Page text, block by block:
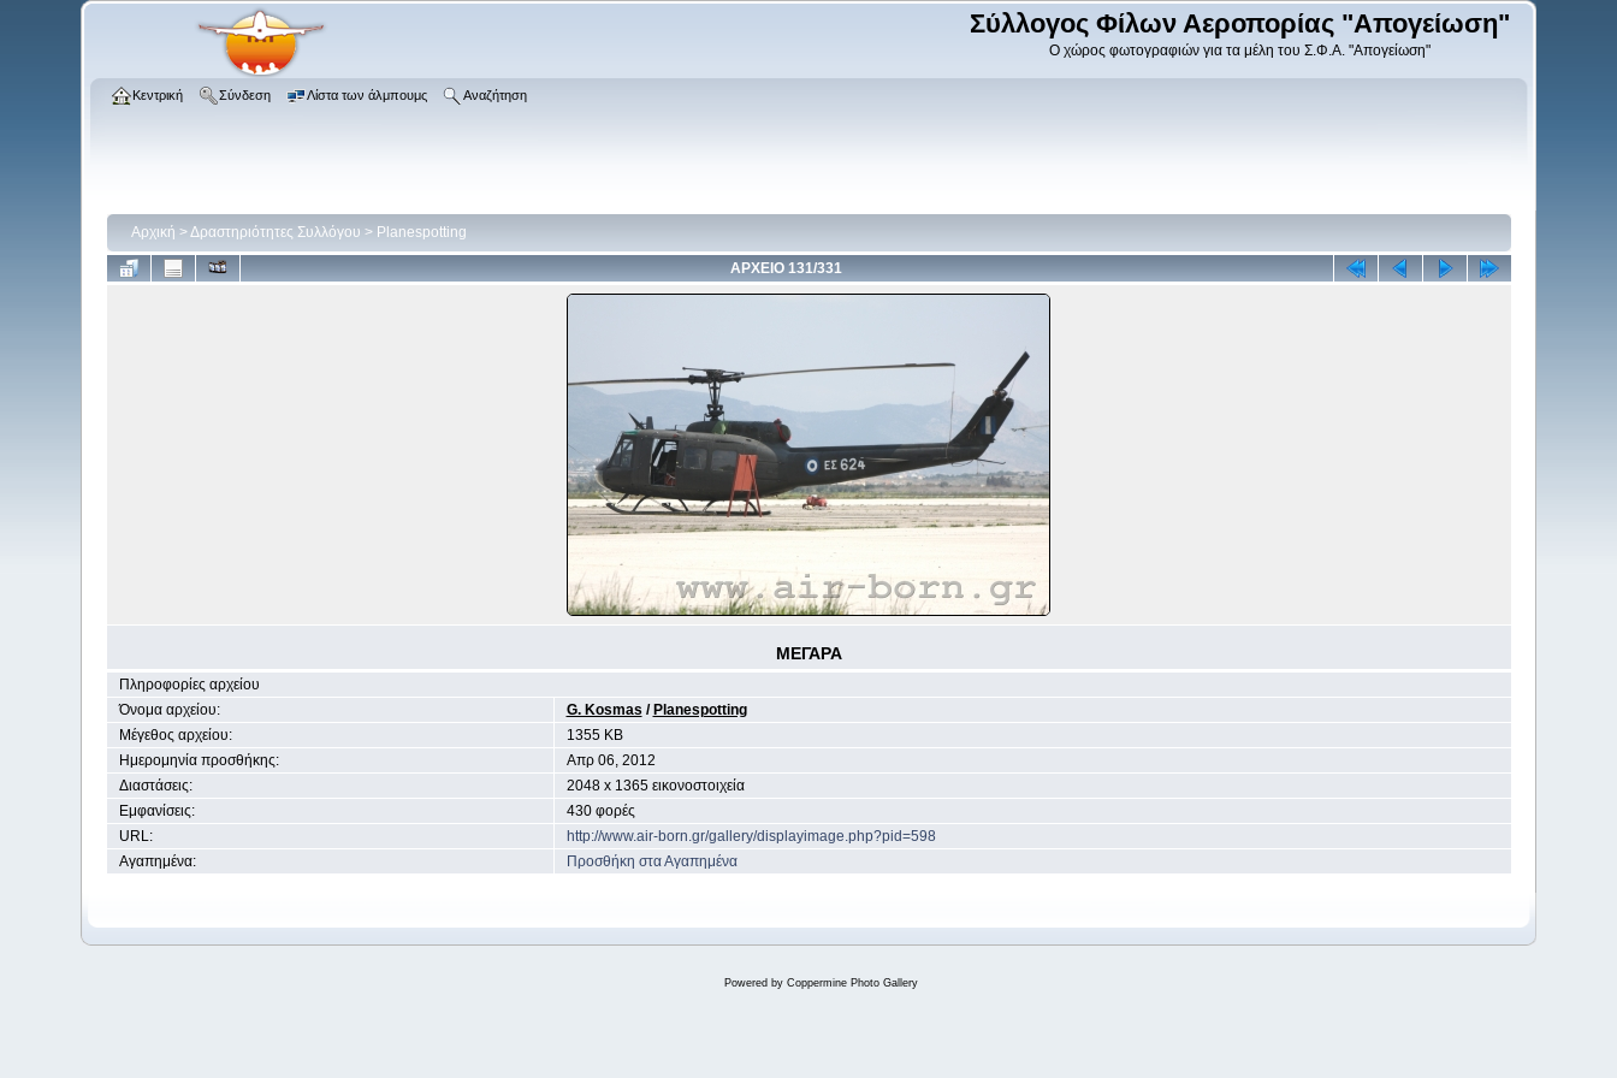
Σύλλογος Φίλων Αεροπορίας "Απογείωση"
Ο χώρος φωτογραφιών για τα μέλη του Σ.Φ.Α. "Απογείωση"
Κεντρική Σύνδεση Λίστα των άλμπουμς Αναζήτηση
Αρχική >Δραστηριότητες Συλλόγου > Planespotting
ΑΡΧΕΙΟ 131/331
ΜΕΓΑΡΑ
Πληροφορίες αρχείου
Όνομα αρχείου:
G. Kosmas / Planespotting
Μέγεθος αρχείου:
1355 KB
Ημερομηνία προσθήκης:
Aπρ 06, 2012
Διαστάσεις:
2048 x 1365 εικονοστοιχεία
Εμφανίσεις:
430 φορές
URL:
http://www.air-born.gr/gallery/displayimage.php?pid=598
Αγαπημένα:
Προσθήκη στα Αγαπημένα
Powered by Coppermine Photo Gallery